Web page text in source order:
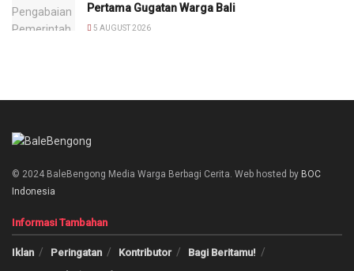
Pertama Gugatan Warga Bali
5 AUGUST 2026
© 2024 BaleBengong Media Warga Berbagi Cerita. Web hosted by BOC
Indonesia
Informasi Tambahan
Iklan Peringatan Kontributor
Bagi Beritamu!